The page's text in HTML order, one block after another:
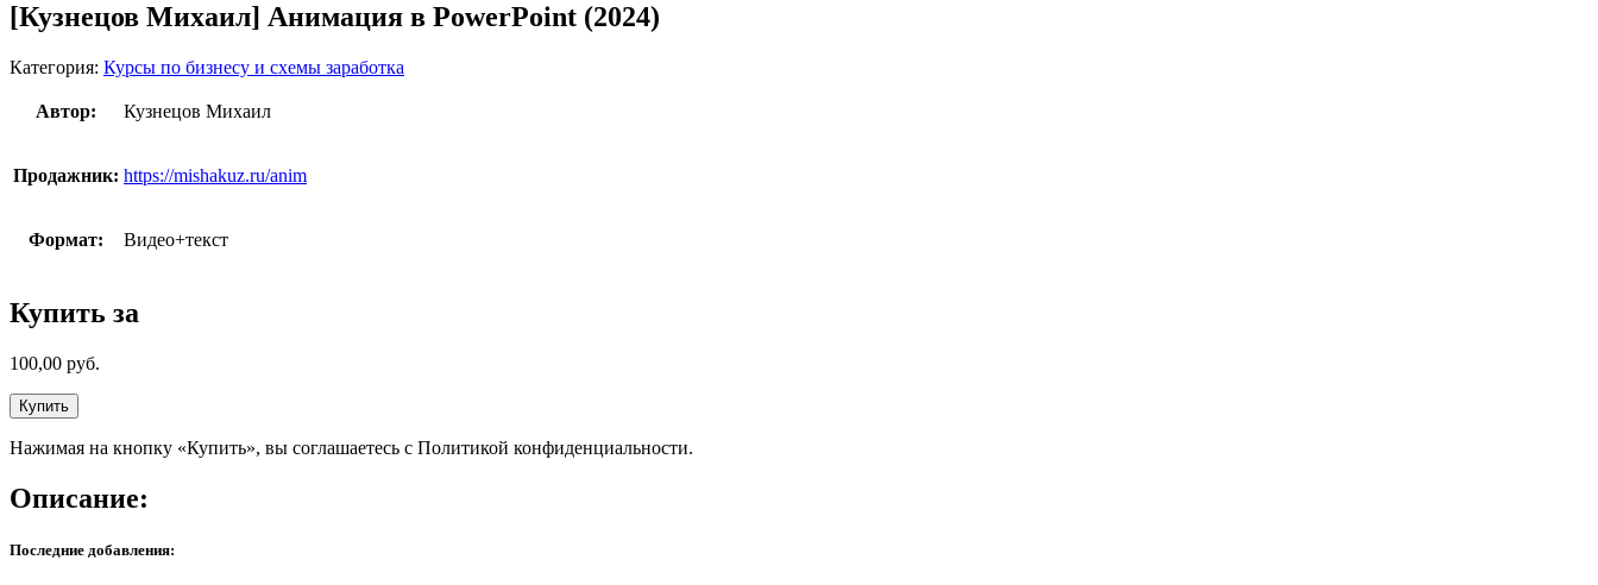
[Кузнецов Михаил] Анимация в PowerPoint (2024)
Категория: Курсы по бизнесу и схемы заработка
Автор: Кузнецов Михаил
Продажник: https://mishakuz.ru/anim
Формат: Видео+текст
Купить за
100,00 руб.
Купить
Нажимая на кнопку «Купить», вы соглашаетесь с Политикой конфиденциальности.
Описание:
Последние добавления: